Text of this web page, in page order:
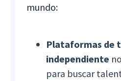
mundo:
Plataformas de
independiente
para buscar